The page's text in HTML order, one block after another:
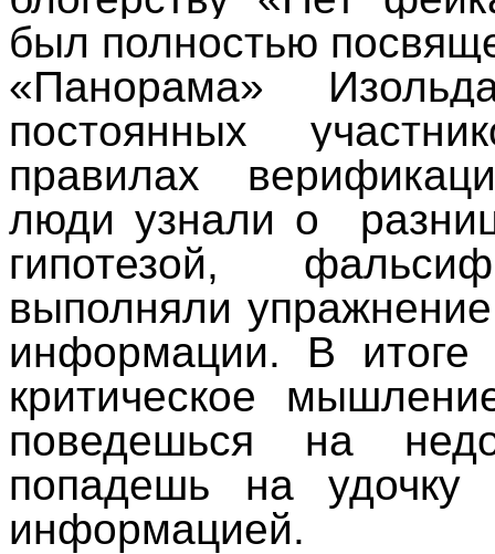
был полностью
«Панорама»
постоянных
правилах
люди узнали о
гипотезой,
выполняли
информации. В итоге
критическое
поведешься на
попадешь на удочку
информацией.